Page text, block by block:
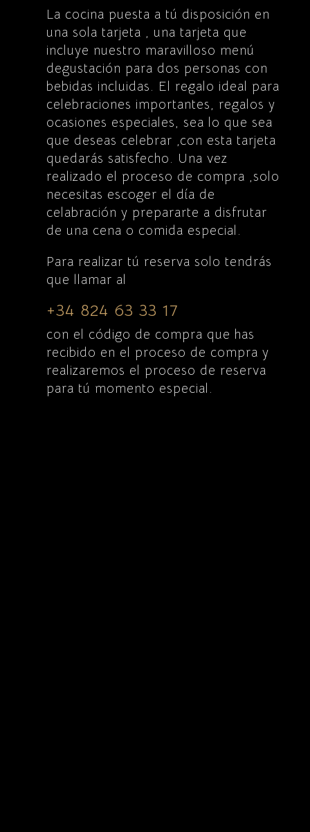
La cocina puesta a tú disposición en
una sola tarjeta , una tarjeta que
incluye nuestro maravilloso menú
degustación para dos personas con
bebidas incluidas. El regalo ideal para
celebraciones importantes, regalos y
ocasiones especiales, sea lo que sea
que deseas celebrar ,con esta tarjeta
quedarás satisfecho. Una vez
realizado el proceso de compra ,solo
necesitas escoger el día de
celabración y prepararte a disfrutar
de una cena o comida especial.
Para realizar tú reserva solo tendrás
que llamar al
+34 824 63 33 17
con el código de compra que has
recibido en el proceso de compra y
realizaremos el proceso de reserva
para tú momento especial.